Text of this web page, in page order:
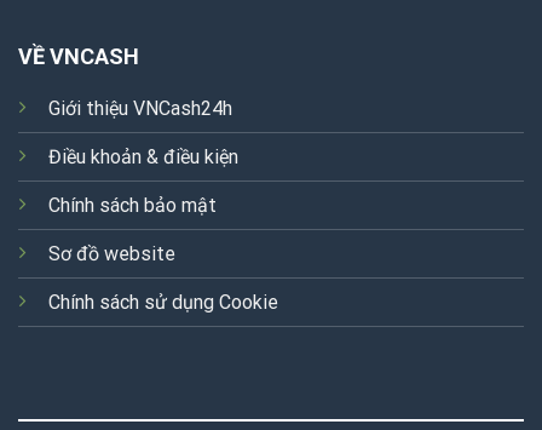
VỀ VNCASH
Giới thiệu VNCash24h
Điều khoản & điều kiện
Chính sách bảo mật
Sơ đồ website
Chính sách sử dụng Cookie